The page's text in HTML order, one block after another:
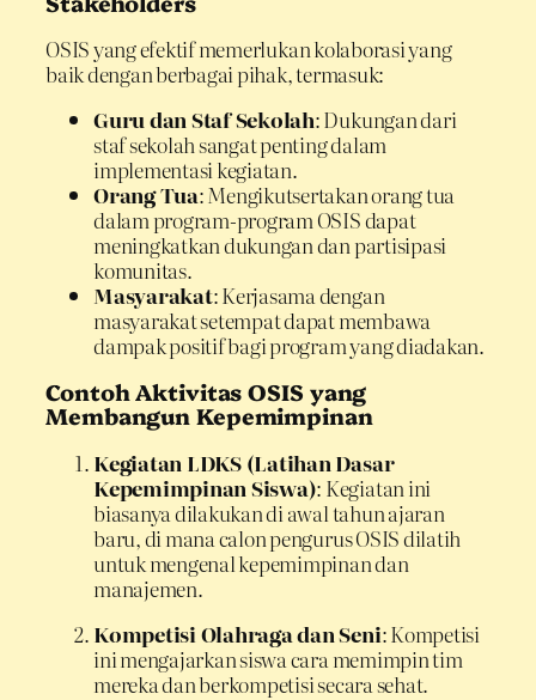
OSIS yang efektif memerlukan kolaborasi yang
baik dengan berbagai pihak, termasuk:
Guru dan Staf Sekolah: Dukungan dari
staf sekolah sangat penting dalam
implementasi kegiatan.
Orang Tua: Mengikutsertakan orang tua
dalam program-program OSIS dapat
meningkatkan dukungan dan partisipasi
komunitas.
Masyarakat: Kerjasama dengan
masyarakat setempat dapat membawa
dampak positif bagi program yang diadakan.
Contoh Aktivitas OSIS yang
Membangun Kepemimpinan
Kegiatan LDKS (Latihan Dasar
Kepemimpinan Siswa): Kegiatan ini
biasanya dilakukan di awal tahun ajaran
baru, di mana calon pengurus OSIS dilatih
untuk mengenal kepemimpinan dan
manajemen.
Kompetisi Olahraga dan Seni: Kompetisi
ini mengajarkan siswa cara memimpin tim
mereka dan berkompetisi secara sehat.